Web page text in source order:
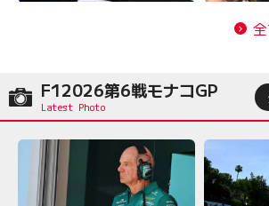
F12026第6戦モナコGP